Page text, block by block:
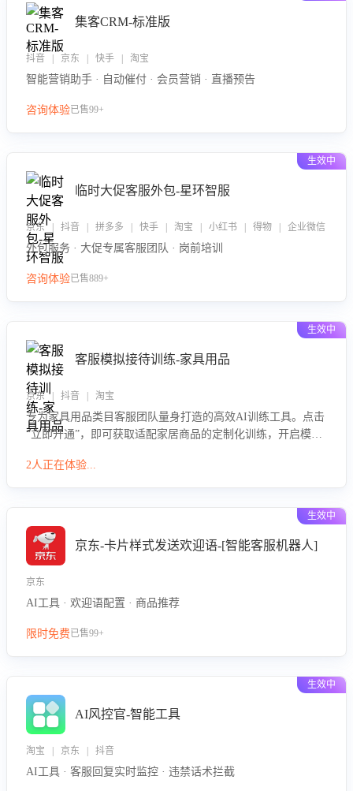
集客CRM-标准版
抖音 | 京东 | 快手 | 淘宝
智能营销助手 · 自动催付 · 会员营销 · 直播预告
咨询体验已售99+
生效中
临时大促客服外包-星环智服
京东 | 抖音 | 拼多多 | 快手 | 淘宝 | 小红书 | 得物 | 企业微信
外包服务 · 大促专属客服团队 · 岗前培训
咨询体验已售889+
生效中
客服模拟接待训练-家具用品
京东 | 抖音 | 淘宝
专为家具用品类目客服团队量身打造的高效AI训练工具。点击
“立即开通”，即可获取适配家居商品的定制化训练，开启模拟
参数咨询等高频场景下的专业应对能力。
2人正在体验...
生效中
京东-卡片样式发送欢迎语-[智能客服机器人]
京东
AI工具 · 欢迎语配置 · 商品推荐
限时免费已售99+
生效中
AI风控官-智能工具
淘宝 | 京东 | 抖音
AI工具 · 客服回复实时监控 · 违禁话术拦截